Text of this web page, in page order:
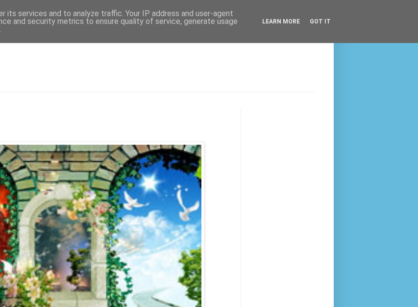
its services and to analyze traffic. Your IP address and user-agent
and security metrics to ensure quality of service, generate usage
LEARN MORE GOT IT